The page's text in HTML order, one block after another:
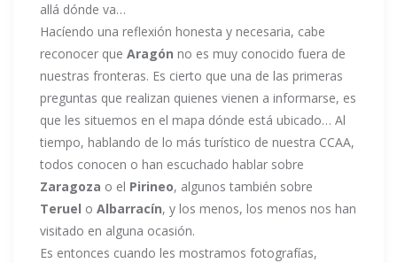
allá dónde va…
Hacíendo una reflexión honesta y necesaria, cabe
reconocer que Aragón no es muy conocido fuera de
nuestras fronteras. Es cierto que una de las primeras
preguntas que realizan quienes vienen a informarse, es
que les situemos en el mapa dónde está ubicado… Al
tiempo, hablando de lo más turístico de nuestra CCAA,
todos conocen o han escuchado hablar sobre
Zaragoza o el Pirineo, algunos también sobre
Teruel o Albarracín, y los menos, los menos nos han
visitado en alguna ocasión.
Es entonces cuando les mostramos fotografías,